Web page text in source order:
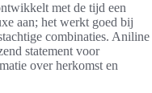
met de tijd een
aan; het werkt goed bij
combinaties. Aniline
statement voor
over herkomst en